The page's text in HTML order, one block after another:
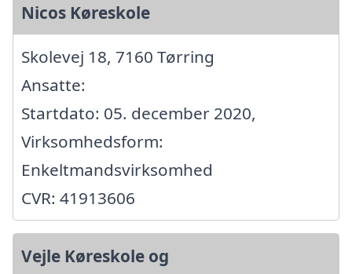
Nicos Køreskole
Skolevej 18, 7160 Tørring
Ansatte:
Startdato: 05. december 2020,
Virksomhedsform:
Enkeltmandsvirksomhed
CVR: 41913606
Vejle Køreskole og